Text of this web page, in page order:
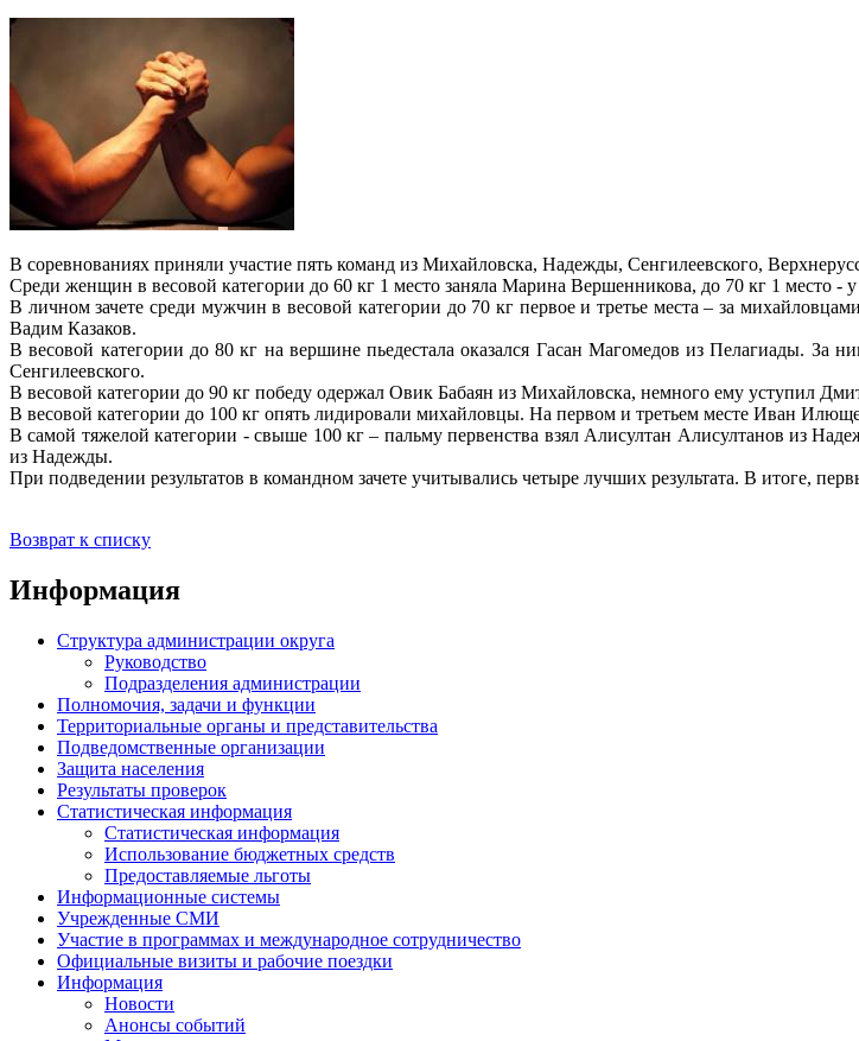
В соревнованиях приняли участие пять команд из Михайловска, Надежды, Сенгилеевского,
Среди женщин в весовой категории до 60 кг 1 место заняла Марина Вершенникова, до 70 кг 1
В личном зачете среди мужчин в весовой категории до 70 кг первое и третье места – за
Вадим Казаков.
В весовой категории до 80 кг на вершине пьедестала оказался Гасан Магомедов из Пелагиады.
Сенгилеевского.
В весовой категории до 90 кг победу одержал Овик Бабаян из Михайловска, немного ему уступил
В весовой категории до 100 кг опять лидировали михайловцы. На первом и третьем месте Иван
В самой тяжелой категории - свыше 100 кг – пальму первенства взял Алисултан Алисултанов из
из Надежды.
При подведении результатов в командном зачете учитывались четыре лучших результата. В итоге,
Возврат к списку
Информация
Структура администрации округа
Руководство
Подразделения администрации
Полномочия, задачи и функции
Территориальные органы и представительства
Подведомственные организации
Защита населения
Результаты проверок
Статистическая информация
Статистическая информация
Использование бюджетных средств
Предоставляемые льготы
Информационные системы
Учрежденные СМИ
Участие в программах и международное сотрудничество
Официальные визиты и рабочие поездки
Информация
Новости
Анонсы событий